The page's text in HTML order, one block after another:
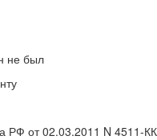
не был
РФ от 02.03.2011 N 4511-